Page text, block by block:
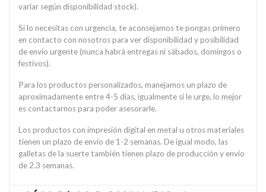
variar según disponibilidad stock).
Si lo necesitas con urgencia, te aconsejamos te pongas primero
en contacto con nosotros para ver disponibilidad y posibilidad
de envío urgente (nunca habrá entregas ni sábados, domingos o
festivos).
Para los productos personalizados, manejamos un plazo de
aproximadamente entre 4-5 días, igualmente si le urge, lo mejor
es contactarnos para poder asesorarle.
Los productos con impresión digital en metal u otros materiales
tienen un plazo de envío de 1-2 semanas. De igual modo, las
galletas de la suerte también tienen plazo de producción y envío
de 2.3 semanas.